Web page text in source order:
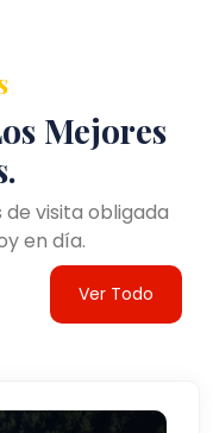
Mejores
de visita obligada
en día.
Ver Todo